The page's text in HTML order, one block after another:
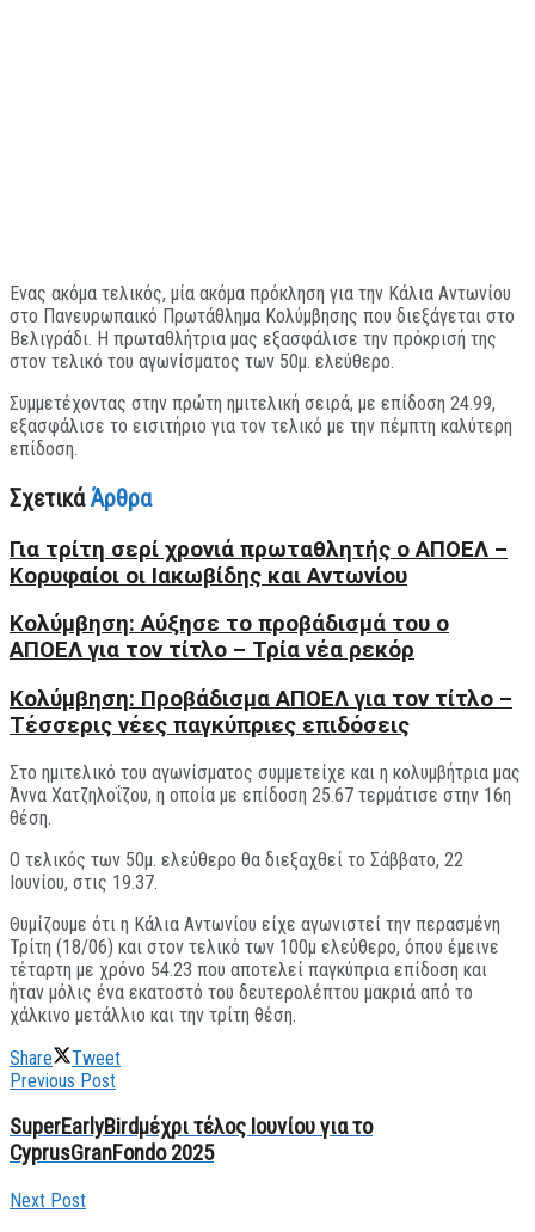
Ενας ακόμα τελικός, μία ακόμα πρόκληση για την Κάλια Αντωνίου
στο Πανευρωπαικό Πρωτάθλημα Κολύμβησης που διεξάγεται στο
Βελιγράδι. Η πρωταθλήτρια μας εξασφάλισε την πρόκρισή της
στον τελικό του αγωνίσματος των 50μ. ελεύθερο.
Συμμετέχοντας στην πρώτη ημιτελική σειρά, με επίδοση 24.99,
εξασφάλισε το εισιτήριο για τον τελικό με την πέμπτη καλύτερη
επίδοση.
ΣχετικάΆρθρα
Για τρίτη σερί χρονιά πρωταθλητής ο ΑΠΟΕΛ –
Κορυφαίοι οι Ιακωβίδης και Αντωνίου
Κολύμβηση: Αύξησε το προβάδισμά του ο
ΑΠΟΕΛ για τον τίτλο – Τρία νέα ρεκόρ
Κολύμβηση: Προβάδισμα ΑΠΟΕΛ για τον τίτλο –
Tέσσερις νέες παγκύπριες επιδόσεις
Στο ημιτελικό του αγωνίσματος συμμετείχε και η κολυμβήτρια μας
Άννα Χατζηλοΐζου, η οποία με επίδοση 25.67 τερμάτισε στην 16η
θέση.
Ο τελικός των 50μ. ελεύθερο θα διεξαχθεί το Σάββατο, 22
Ιουνίου, στις 19.37.
Θυμίζουμε ότι η Κάλια Αντωνίου είχε αγωνιστεί την περασμένη
Τρίτη (18/06) και στον τελικό των 100μ ελεύθερο, όπου έμεινε
τέταρτη με χρόνο 54.23 που αποτελεί παγκύπρια επίδοση και
ήταν μόλις ένα εκατοστό του δευτερολέπτου μακριά από το
χάλκινο μετάλλιο και την τρίτη θέση.
Share
Tweet
Previous Post
SuperEarlyBirdμέχρι τέλος Ιουνίου για το
CyprusGranFondo 2025
Next Post